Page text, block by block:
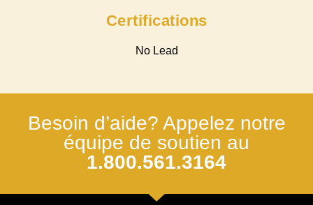
Certifications
No Lead
Besoin d’aide? Appelez notre
équipe de soutien au
1.800.561.3164